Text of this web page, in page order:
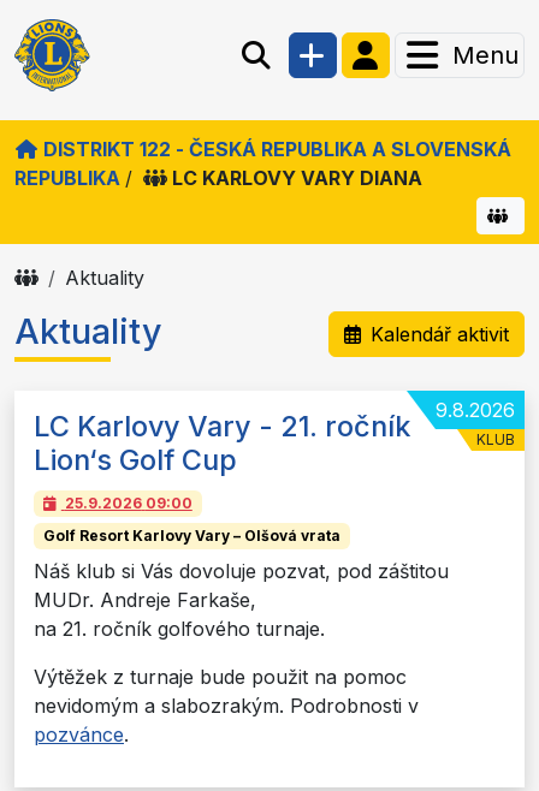
Menu
DISTRIKT 122 - ČESKÁ REPUBLIKA A SLOVENSKÁ
REPUBLIKA / LC KARLOVY VARY DIANA
Aktuality
Aktuality Kalendář aktivit
9.8.2026
KLUB
LC Karlovy Vary - 21. ročník
Lion‘s Golf Cup
25.9.2026 09:00
Golf Resort Karlovy Vary – Olšová vrata
Náš klub si Vás dovoluje pozvat, pod záštitou
MUDr. Andreje Farkaše,
na 21. ročník golfového turnaje.
Výtěžek z turnaje bude použit na pomoc
nevidomým a slabozrakým. Podrobnosti v
pozvánce.